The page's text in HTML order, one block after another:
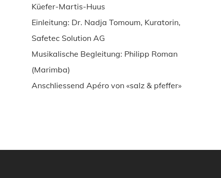
Küefer-Martis-Huus
Einleitung: Dr. Nadja Tomoum, Kuratorin,
Safetec Solution AG
Musikalische Begleitung: Philipp Roman
(Marimba)
Anschliessend Apéro von «salz & pfeffer»